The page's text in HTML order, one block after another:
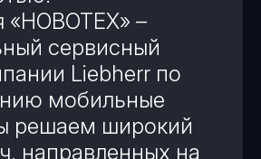
«НОВОТЕХ» –
сервисный
Liebherr по
мобильные
решаем широкий
направленных на